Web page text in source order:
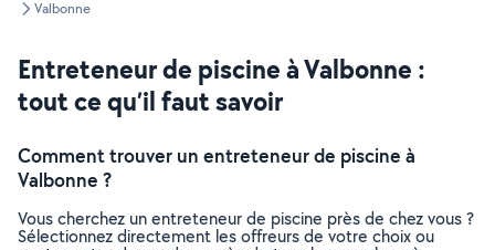
Valbonne
Entreteneur de piscine à Valbonne :
tout ce qu’il faut savoir
Comment trouver un entreteneur de piscine à
Valbonne ?
Vous cherchez un entreteneur de piscine près de chez vous ?
Sélectionnez directement les offreurs de votre choix ou